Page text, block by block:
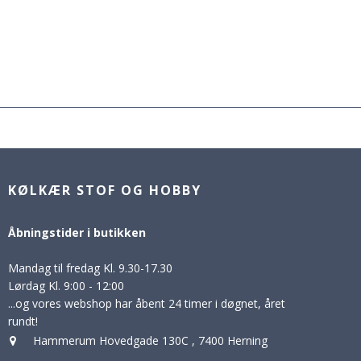
KØLKÆR STOF OG HOBBY
Åbningstider i butikken
Mandag til fredag Kl. 9.30-17.30
Lørdag Kl. 9:00 - 12:00
...og vores webshop har åbent 24 timer i døgnet, året
rundt!
Hammerum Hovedgade 130C , 7400 Herning